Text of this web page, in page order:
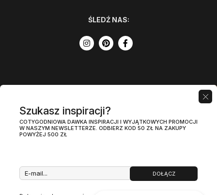
ŚLEDŹ NAS:
Regulamin Polityka prywatności
Szukasz inspiracji?
COTYGODNIOWA DAWKA INSPIRACJI I WYJĄTKOWYCH PROMOCJI
W NASZYM NEWSLETTERZE. ODBIERZ KOD 50 ZŁ NA ZAKUPY
POWYŻEJ 500 ZŁ
DOŁĄCZ